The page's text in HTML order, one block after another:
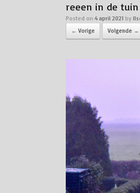
reeen in de tuin
Posted on 4 april 2021 by
← Vorige Volgende →